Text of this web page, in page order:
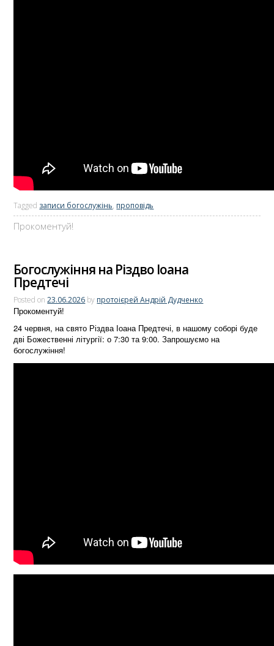
Tagged записи богослужінь, проповідь
Прокоментуй!
Богослужіння на Різдво Іоана
Предтечі
Posted on23.06.2026 by протоієрей Андрій Дудченко
Прокоментуй!
24 червня, на свято Різдва Іоана Предтечі, в нашому соборі буде
дві Божественні літургії: о 7:30 та 9:00. Запрошуємо на
богослужіння!